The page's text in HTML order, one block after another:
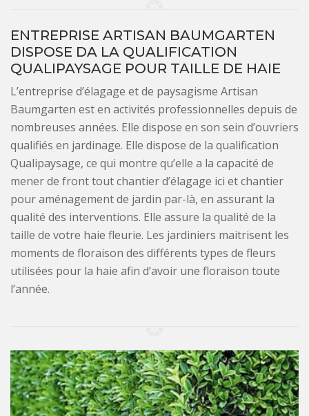
ENTREPRISE ARTISAN BAUMGARTEN
DISPOSE DA LA QUALIFICATION
QUALIPAYSAGE POUR TAILLE DE HAIE
L’entreprise d’élagage et de paysagisme Artisan
Baumgarten est en activités professionnelles depuis de
nombreuses années. Elle dispose en son sein d’ouvriers
qualifiés en jardinage. Elle dispose de la qualification
Qualipaysage, ce qui montre qu’elle a la capacité de
mener de front tout chantier d’élagage ici et chantier
pour aménagement de jardin par-là, en assurant la
qualité des interventions. Elle assure la qualité de la
taille de votre haie fleurie. Les jardiniers maitrisent les
moments de floraison des différents types de fleurs
utilisées pour la haie afin d’avoir une floraison toute
l’année.